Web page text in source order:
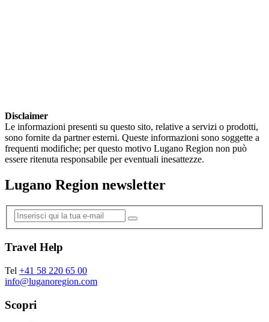
Disclaimer
Le informazioni presenti su questo sito, relative a servizi o prodotti,
sono fornite da partner esterni. Queste informazioni sono soggette a
frequenti modifiche; per questo motivo Lugano Region non può
essere ritenuta responsabile per eventuali inesattezze.
Lugano Region newsletter
Travel Help
Tel +41 58 220 65 00
info@luganoregion.com
Scopri